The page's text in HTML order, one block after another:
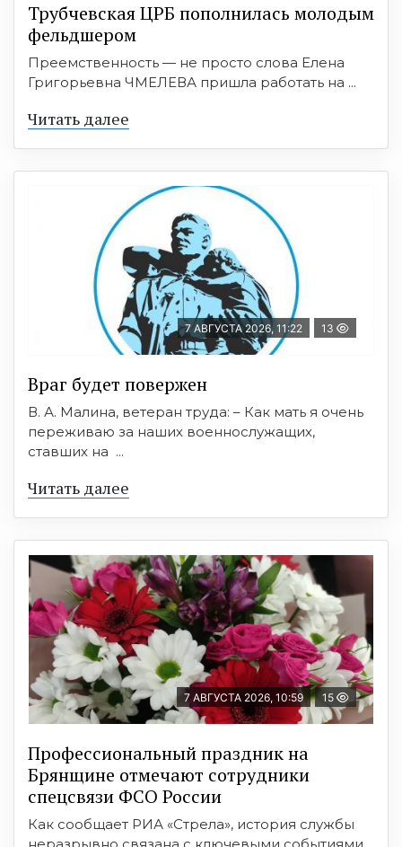
Трубчевская ЦРБ пополнилась молодым
фельдшером
Преемственность — не просто слова Елена
Григорьевна ЧМЕЛЕВА пришла работать на ...
Читать далее
7 АВГУСТА 2026, 11:22 13
Враг будет повержен
В. А. Малина, ветеран труда: – Как мать я очень
переживаю за наших военнослужащих,
ставших на ...
Читать далее
7 АВГУСТА 2026, 10:59 15
Профессиональный праздник на
Брянщине отмечают сотрудники
спецсвязи ФСО России
Как сообщает РИА «Стрела», история службы